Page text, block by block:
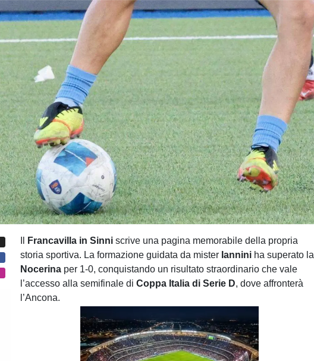
Francavilla in Sinniscrive una pagina memorabile della propria
storia sportiva. La formazione guidata da mister Iannini ha superato la
Nocerina per 1-0, conquistando un risultato straordinario che vale
l’accesso alla semifinale diCoppa Italia di Serie D, dove affronterà
l’Ancona.